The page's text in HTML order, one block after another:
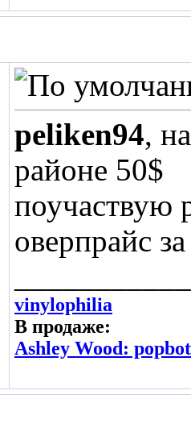
peliken94,
районе 50$
поучаствую
оверпрайс
vinylophilia
В продаже:
Ashley Wood: